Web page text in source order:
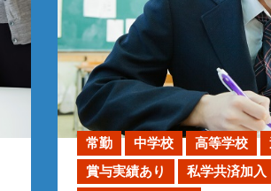
常勤 中学校 高等学校
賞与実績あり
私学共済加入